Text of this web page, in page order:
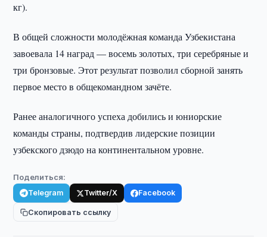
кг).
В общей сложности молодёжная команда Узбекистана
завоевала 14 наград — восемь золотых, три серебряные и
три бронзовые. Этот результат позволил сборной занять
первое место в общекомандном зачёте.
Ранее аналогичного успеха добились и юниорские
команды страны, подтвердив лидерские позиции
узбекского дзюдо на континентальном уровне.
Поделиться:
Telegram Twitter/X Facebook
Скопировать ссылку